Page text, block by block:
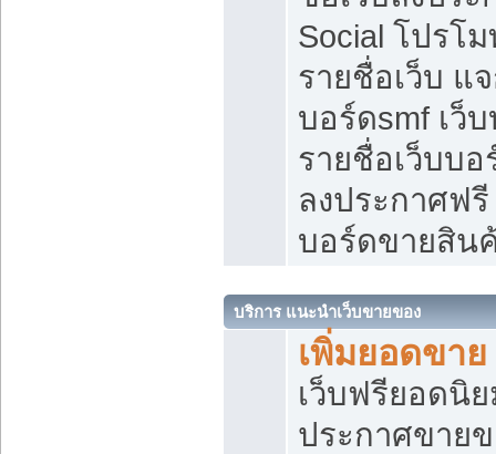
Social โปรโ
รายชื่อเว็บ แ
บอร์ดsmf เว็
รายชื่อเว็บบ
ลงประกาศฟรี
บอร์ดขายสิน
บริการ แนะนำเว็บขายของ
เพิ่มยอดขา
เว็บฟรียอดนิ
ประกาศขาย